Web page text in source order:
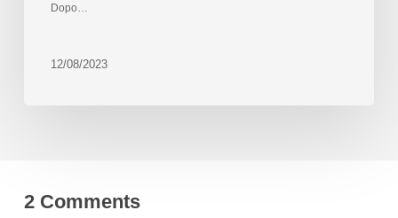
Dopo…
12/08/2023
2 Comments